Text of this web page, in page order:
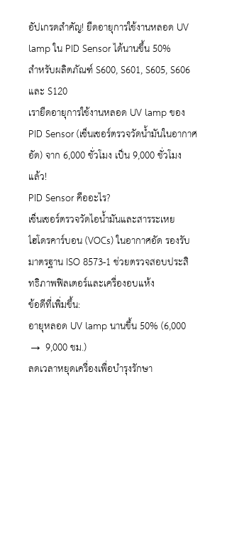
อัปเกรดสำคัญ! ยืดอายุการใช้งานหลอด UV
lamp ใน PID Sensor ได้นานขึ้น 50%
สำหรับผลิตภัณฑ์ S600, S601, S605, S606
และ S120
เรายืดอายุการใช้งานหลอด UV lamp ของ
PID Sensor (เซ็นเซอร์ตรวจวัดน้ำมันในอากาศ
อัด) จาก 6,000 ชั่วโมง เป็น 9,000 ชั่วโมง
แล้ว!
PID Sensor คืออะไร?
เซ็นเซอร์ตรวจวัดไอน้ำมันและสารระเหย
ไฮโดรคาร์บอน (VOCs) ในอากาศอัด รองรับ
มาตรฐาน ISO 8573-1 ช่วยตรวจสอบประสิ
ทธิภาพฟิลเตอร์และเครื่องอบแห้ง
ข้อดีที่เพิ่มขึ้น:
อายุหลอด UV lamp นานขึ้น 50% (6,000
→ 9,000 ชม.)
ลดเวลาหยุดเครื่องเพื่อบำรุงรักษา